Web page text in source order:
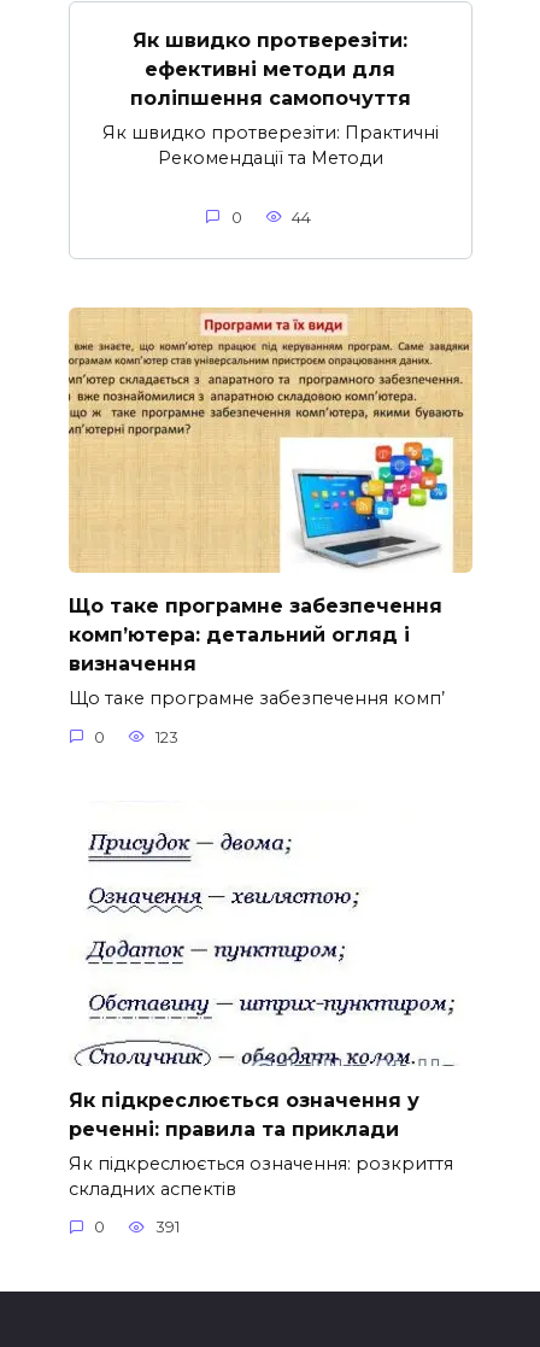
Як швидко протверезіти:
ефективні методи для
поліпшення самопочуття
Як швидко протверезіти: Практичні
Рекомендації та Методи
0 44
Що таке програмне забезпечення
комп’ютера: детальний огляд і
визначення
Що таке програмне забезпечення комп’
0 123
Як підкреслюється означення у
реченні: правила та приклади
Як підкреслюється означення: розкриття
складних аспектів
0 391